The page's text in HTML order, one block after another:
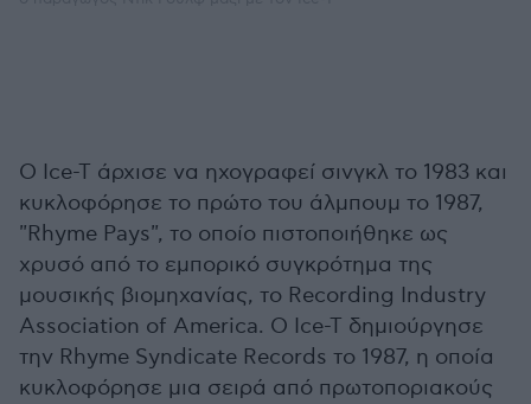
Ο Ice-T άρχισε να ηχογραφεί σινγκλ το 1983 και
κυκλοφόρησε το πρώτο του άλμπουμ το 1987,
"Rhyme Pays", το οποίο πιστοποιήθηκε ως
χρυσό από το εμπορικό συγκρότημα της
μουσικής βιομηχανίας, το Recording Industry
Association of America. Ο Ice-T δημιούργησε
την Rhyme Syndicate Records το 1987, η οποία
κυκλοφόρησε μια σειρά από πρωτοποριακούς